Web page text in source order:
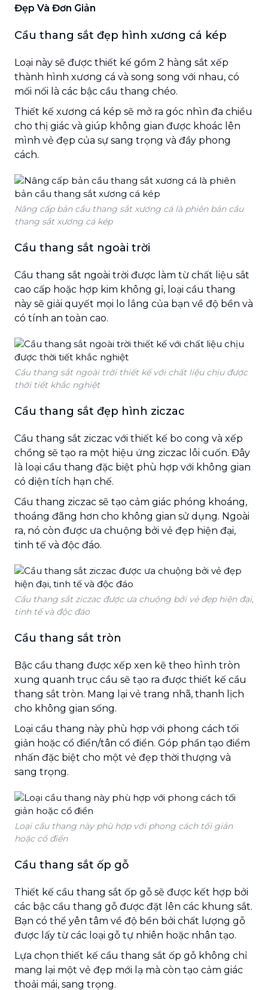
Đẹp Và Đơn Giản
Cầu thang sắt đẹp hình xương cá kép
Loại này sẽ được thiết kế gồm 2 hàng sắt xếp
thành hình xương cá và song song với nhau, có
mối nối là các bậc cầu thang chéo.
Thiết kế xương cá kép sẽ mở ra góc nhìn đa chiều
cho thị giác và giúp không gian được khoác lên
mình vẻ đẹp của sự sang trọng và đầy phong
cách.
Nâng cấp bản cầu thang sắt xương cá là phiên bản cầu
thang sắt xương cá kép
Cầu thang sắt ngoài trời
Cầu thang sắt ngoài trời được làm từ chất liệu sắt
cao cấp hoặc hợp kim không gỉ, loại cầu thang
này sẽ giải quyết mọi lo lắng của bạn về độ bền và
có tính an toàn cao.
Cầu thang sắt ngoài trời thiết kế với chất liệu chịu được
thời tiết khắc nghiệt
Cầu thang sắt đẹp hình ziczac
Cầu thang sắt ziczac với thiết kế bo cong và xếp
chồng sẽ tạo ra một hiệu ứng ziczac lôi cuốn. Đây
là loại cầu thang đặc biệt phù hợp với không gian
có diện tích hạn chế.
Cầu thang ziczac sẽ tạo cảm giác phóng khoáng,
thoáng đãng hơn cho không gian sử dụng. Ngoài
ra, nó còn được ưa chuộng bởi vẻ đẹp hiện đại,
tinh tế và độc đáo.
Cầu thang sắt ziczac được ưa chuộng bởi vẻ đẹp hiện đại,
tinh tế và độc đáo
Cầu thang sắt tròn
Bậc cầu thang được xếp xen kẽ theo hình tròn
xung quanh trục cầu sẽ tạo ra được thiết kế cầu
thang sắt tròn. Mang lại vẻ trang nhã, thanh lịch
cho không gian sống.
Loại cầu thang này phù hợp với phong cách tối
giản hoặc cổ điển/tân cổ điển. Góp phần tạo điểm
nhấn đặc biệt cho một vẻ đẹp thời thượng và
sang trọng.
Loại cầu thang này phù hợp với phong cách tối giản
hoặc cổ điển
Cầu thang sắt ốp gỗ
Thiết kế cầu thang sắt ốp gỗ sẽ được kết hợp bởi
các bậc cầu thang gỗ được đặt lên các khung sắt.
Bạn có thể yên tâm về độ bền bởi chất lượng gỗ
được lấy từ các loại gỗ tự nhiên hoặc nhân tạo.
Lựa chọn thiết kế cầu thang sắt ốp gỗ không chỉ
mang lại một vẻ đẹp mới lạ mà còn tạo cảm giác
thoải mái, sang trọng.